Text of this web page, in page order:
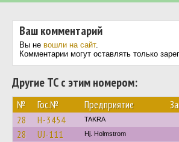
Ваш комментарий
Вы не вошли на сайт.
Комментарии могут оставлять только
Другие ТС с этим номером:
№ Гос.№ Предприятие
28 H-3454 TAKRA
28 UJ-111 Hj. Holmstrom